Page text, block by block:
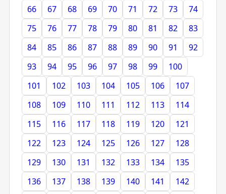
66
67 68 69 70 71 72 73
74
75
76 77 78 79 80 81 82
83
84
85 86 87 88 89 90 91
92
93
94 95 96 97 98 99
100
101
102 103 104 105 106
107
108
109 110 111 112 113
114
115
116 117 118 119 120
121
122
123 124 125 126 127
128
129
130 131 132 133 134
135
136
137 138 139 140 141
142